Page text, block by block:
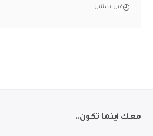
قبل سنتين
معك اينما تكون..